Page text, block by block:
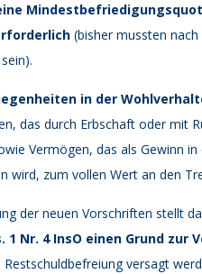
(bisher mussten
in der
das durch Erbschaft oder mit
Vermögen, das als Gewinn
wird, zum vollen Wert an den
der neuen Vorschriften stellt
1 Nr. 4 InsO einen Grund
Restschuldbefreiung versagt